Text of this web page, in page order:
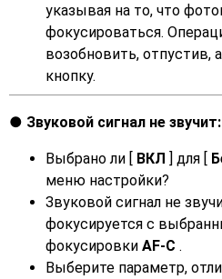
указывая на то, что
фокусироваться.
возобновить, отпустив,
кнопку.
Звуковой сигнал не звучит:
Выбрано ли [ ВКЛ ] для [
меню настройки?
Звуковой сигнал не
фокусируется с
фокусировки AF-C .
Выберите параметр,